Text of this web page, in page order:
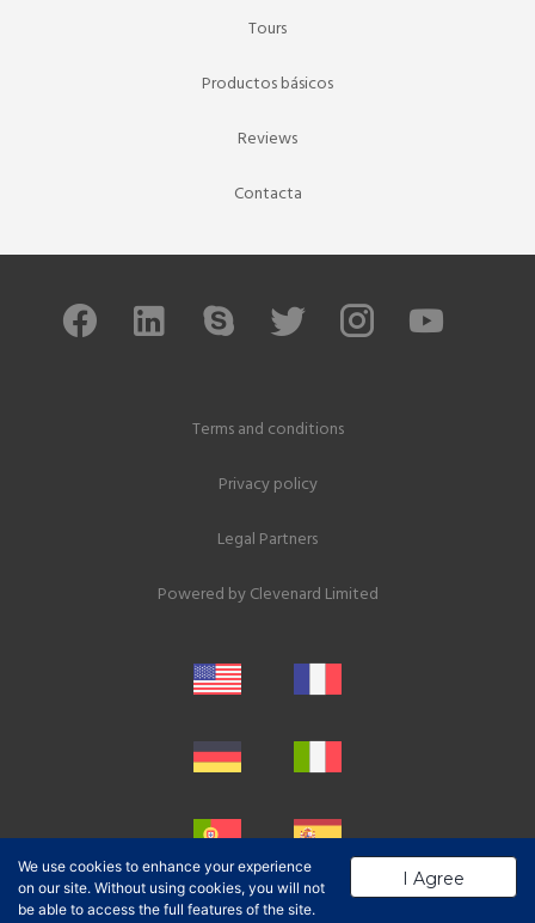
Tours
Productos básicos
Reviews
Contacta
Terms and conditions
Privacy policy
Legal Partners
Powered byClevenard Limited
I Agree
We use cookies to enhance your experience
on our site. Without using cookies, you will not
be able to access the full features of the site.